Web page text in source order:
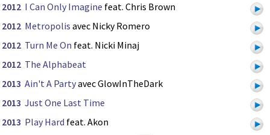
2012 I Can Only Imagine feat. Chris Brown
2012 Metropolis avec Nicky Romero
2012 Turn Me On feat. Nicki Minaj
2012 The Alphabeat
2013 Ain't A Partyavec GlowInTheDark
2013 Just One Last Time
2013 Play Hard feat. Akon